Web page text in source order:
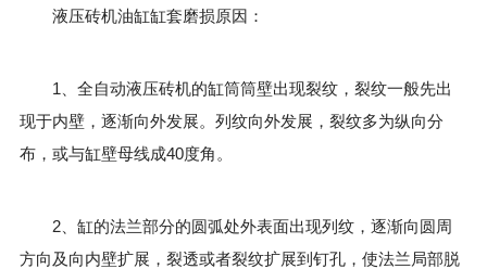
液压砖机油缸缸套磨损原因：
1、全自动液压砖机的缸筒筒壁出现裂纹，裂纹一般先出
现于内壁，逐渐向外发展。列纹向外发展，裂纹多为纵向分
布，或与缸壁母线成40度角。
2、缸的法兰部分的圆弧处外表面出现列纹，逐渐向圆周
方向及向内壁扩展，裂透或者裂纹扩展到钉孔，使法兰局部脱